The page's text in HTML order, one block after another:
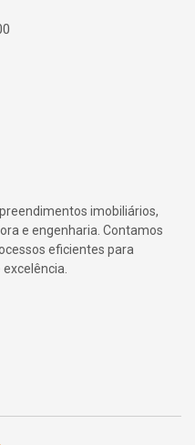
imobiliários,
e engenharia. Contamos
eficientes para